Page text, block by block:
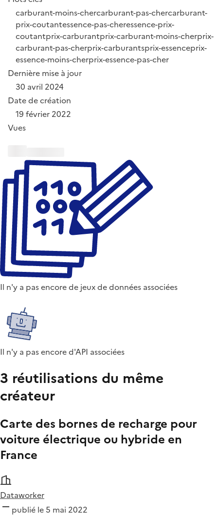
carburant-moins-chercarburant-pas-chercarburant-
prix-coutantessence-pas-cheressence-prix-
coutantprix-carburantprix-carburant-moins-cherprix-
carburant-pas-cherprix-carburantsprix-essenceprix-
essence-moins-cherprix-essence-pas-cher
Dernière mise à jour
30 avril 2024
Date de création
19 février 2022
Vues
Il n'y a pas encore de jeux de données associées
Il n'y a pas encore d'API associées
3 réutilisations du même
créateur
Carte des bornes de recharge pour
voiture électrique ou hybride en
France
Dataworker
publié le 5 mai 2022